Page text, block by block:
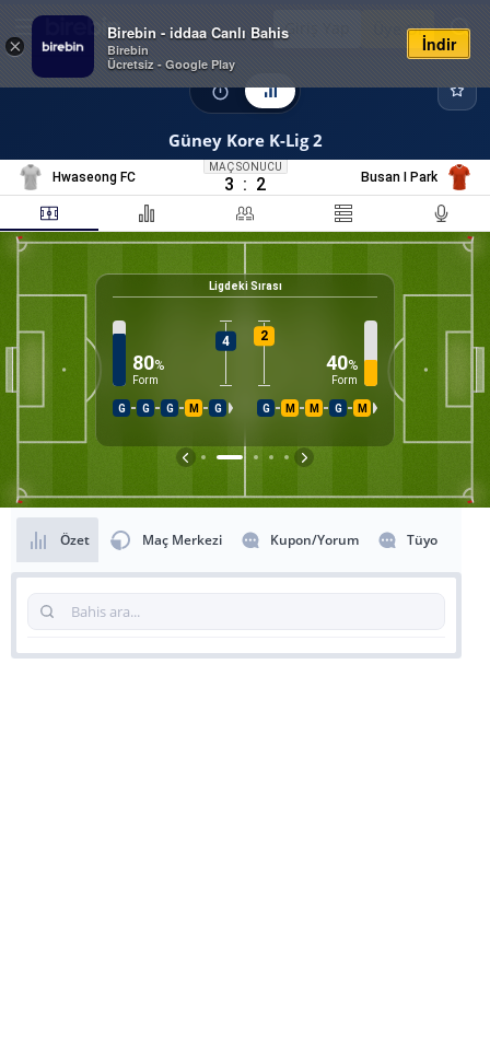
×
Birebin - iddaa Canlı Bahis
Birebin
Ücretsiz - Google Play
İndir
Giriş Yap Üye Ol
Güney Kore K-Lig 2
Hwaseong FC
MAÇ SONUCU
3 : 2 Busan I Park
Ligdeki Sırası
80%
Form
4 2
40%
Form
G G G M G G M M G M
Özet Maç Merkezi Kupon/Yorum Tüyo